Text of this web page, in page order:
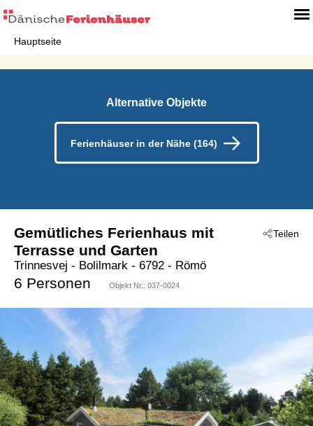
Hauptseite
Alternative Objekte
Ferienhäuser in der Nähe (164)
Teilen
Gemütliches Ferienhaus mit
Terrasse und Garten
Trinnesvej - Bolilmark - 6792 - Römö
6 Personen Objekt Nr.: 037-0024